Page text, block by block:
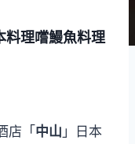
料理嚐鰻魚料理
店「 中山 」日本